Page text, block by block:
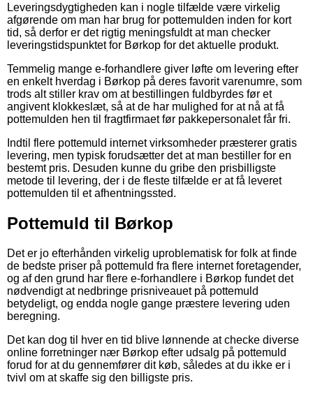
Leveringsdygtigheden kan i nogle tilfælde være virkelig
afgørende om man har brug for pottemulden inden for kort
tid, så derfor er det rigtig meningsfuldt at man checker
leveringstidspunktet for Børkop for det aktuelle produkt.
Temmelig mange e-forhandlere giver løfte om levering efter
en enkelt hverdag i Børkop på deres favorit varenumre, som
trods alt stiller krav om at bestillingen fuldbyrdes før et
angivent klokkeslæt, så at de har mulighed for at nå at få
pottemulden hen til fragtfirmaet før pakkepersonalet får fri.
Indtil flere pottemuld internet virksomheder præsterer gratis
levering, men typisk forudsætter det at man bestiller for en
bestemt pris. Desuden kunne du gribe den prisbilligste
metode til levering, der i de fleste tilfælde er at få leveret
pottemulden til et afhentningssted.
Pottemuld til Børkop
Det er jo efterhånden virkelig uproblematisk for folk at finde
de bedste priser på pottemuld fra flere internet foretagender,
og af den grund har flere e-forhandlere i Børkop fundet det
nødvendigt at nedbringe prisniveauet på pottemuld
betydeligt, og endda nogle gange præstere levering uden
beregning.
Det kan dog til hver en tid blive lønnende at checke diverse
online forretninger nær Børkop efter udsalg på pottemuld
forud for at du gennemfører dit køb, således at du ikke er i
tvivl om at skaffe sig den billigste pris.